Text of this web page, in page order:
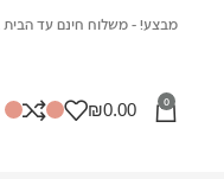
מבצע! - משלוח חינם עד הבית
0
₪0.00